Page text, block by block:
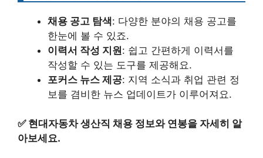
채용 공고 탐색: 다양한 분야의 채용 공고를
한눈에 볼 수 있죠.
이력서 작성 지원: 쉽고 간편하게 이력서를
작성할 수 있는 도구를 제공해요.
포커스 뉴스 제공: 지역 소식과 취업 관련 정
보를 겸비한 뉴스 업데이트가 이루어져요.
✅ 현대자동차 생산직 채용 정보와 연봉을 자세히 알
아보세요.